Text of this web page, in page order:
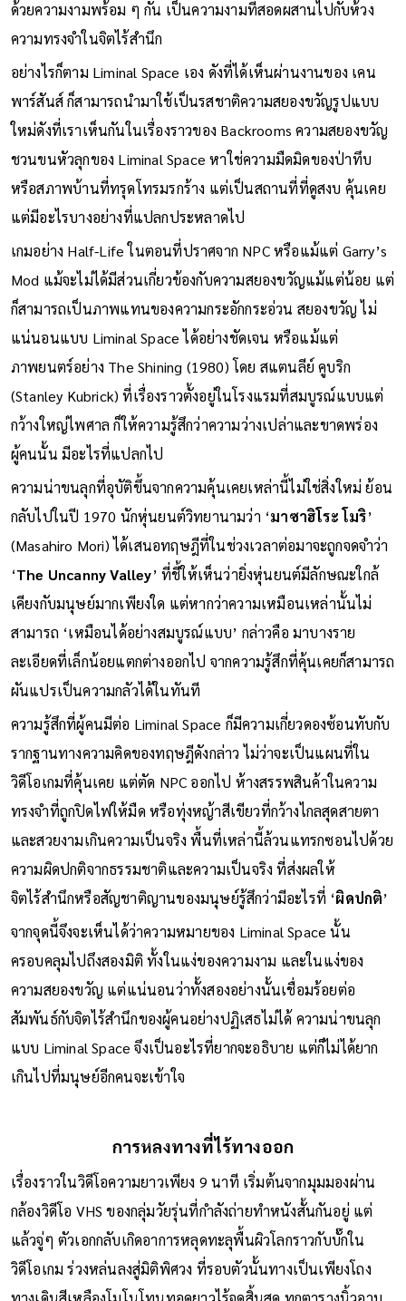
กันอย่างสมมาตรของสถานที่ก่อตัวเป็นความพิศวงที่แทรกซ้อนไป
ด้วยความงามพร้อม ๆ กัน เป็นความงามที่สอดผสานไปกับห้วง
ความทรงจำในจิตไร้สำนึก
อย่างไรก็ตาม Liminal Space เอง ดังที่ได้เห็นผ่านงานของ เคน
พาร์สันส์ ก็สามารถนำมาใช้เป็นรสชาติความสยองขวัญรูปแบบ
ใหม่ดังที่เราเห็นกันในเรื่องราวของ Backrooms ความสยองขวัญ
ชวนขนหัวลุกของ Liminal Space หาใช่ความมืดมิดของป่าทึบ
หรือสภาพบ้านที่ทรุดโทรมรกร้าง แต่เป็นสถานที่ที่ดูสงบ คุ้นเคย
แต่มีอะไรบางอย่างที่แปลกประหลาดไป
เกมอย่าง Half-Life ในตอนที่ปราศจาก NPC หรือแม้แต่ Garry’s
Mod แม้จะไม่ได้มีส่วนเกี่ยวข้องกับความสยองขวัญแม้แต่น้อย แต่
ก็สามารถเป็นภาพแทนของความกระอักกระอ่วน สยองขวัญ ไม่
แน่นอนแบบ Liminal Space ได้อย่างชัดเจน หรือแม้แต่
ภาพยนตร์อย่าง The Shining (1980) โดย สแตนลีย์ คูบริก
(Stanley Kubrick) ที่เรื่องราวตั้งอยู่ในโรงแรมที่สมบูรณ์แบบแต่
กว้างใหญ่ไพศาล ก็ให้ความรู้สึกว่าความว่างเปล่าและขาดพร่อง
ผู้คนนั้น มีอะไรที่แปลกไป
ความน่าขนลุกที่อุบัติขึ้นจากความคุ้นเคยเหล่านี้ไม่ใช่สิ่งใหม่ ย้อน
กลับไปในปี 1970 นักหุ่นยนต์วิทยานามว่า ‘มาซาฮิโระ โมริ’
(Masahiro Mori) ได้เสนอทฤษฎีที่ในช่วงเวลาต่อมาจะถูกจดจำว่า
‘The Uncanny Valley’ ที่ชี้ให้เห็นว่ายิ่งหุ่นยนต์มีลักษณะใกล้
เคียงกับมนุษย์มากเพียงใด แต่หากว่าความเหมือนเหล่านั้นไม่
สามารถ ‘เหมือนได้อย่างสมบูรณ์แบบ’ กล่าวคือ มาบางราย
ละเอียดที่เล็กน้อยแตกต่างออกไป จากความรู้สึกที่คุ้นเคยก็สามารถ
ผันแปรเป็นความกลัวได้ในทันที
ความรู้สึกที่ผู้คนมีต่อ Liminal Space ก็มีความเกี่ยวดองซ้อนทับกับ
รากฐานทางความคิดของทฤษฎีดังกล่าว ไม่ว่าจะเป็นแผนที่ใน
วิดีโอเกมที่คุ้นเคย แต่ตัด NPC ออกไป ห้างสรรพสินค้าในความ
ทรงจำที่ถูกปิดไฟให้มืด หรือทุ่งหญ้าสีเขียวที่กว้างไกลสุดสายตา
และสวยงามเกินความเป็นจริง พื้นที่เหล่านี้ล้วนแทรกซอนไปด้วย
ความผิดปกติจากธรรมชาติและความเป็นจริง ที่ส่งผลให้
จิตไร้สำนึกหรือสัญชาติญานของมนุษย์รู้สึกว่ามีอะไรที่ ‘ผิดปกติ
จากจุดนี้จึงจะเห็นได้ว่าความหมายของ Liminal Space นั้น
ครอบคลุมไปถึงสองมิติ ทั้งในแง่ของความงาม และในแง่ของ
ความสยองขวัญ แต่แน่นอนว่าทั้งสองอย่างนั้นเชื่อมร้อยต่อ
สัมพันธ์กับจิตไร้สำนึกของผู้คนอย่างปฏิเสธไม่ได้ ความน่าขนลุก
แบบ Liminal Space จึงเป็นอะไรที่ยากจะอธิบาย แต่ก็ไม่ได้ยาก
การหลงทางที่ไร้ทางออก
เรื่องราวในวิดีโอความยาวเพียง 9 นาที เริ่มต้นจากมุมมองผ่าน
กล้องวิดีโอ VHS ของกลุ่มวัยรุ่นที่กำลังถ่ายทำหนังสั้นกันอยู่ แต่
แล้วจู่ๆ ตัวเอกกลับเกิดอาการหลุดทะลุพื้นผิวโลกราวกับบั๊กใน
วิดีโอเกม ร่วงหล่นลงสู่มิติพิศวง ที่รอบตัวนั้นทางเป็นเพียงโถง